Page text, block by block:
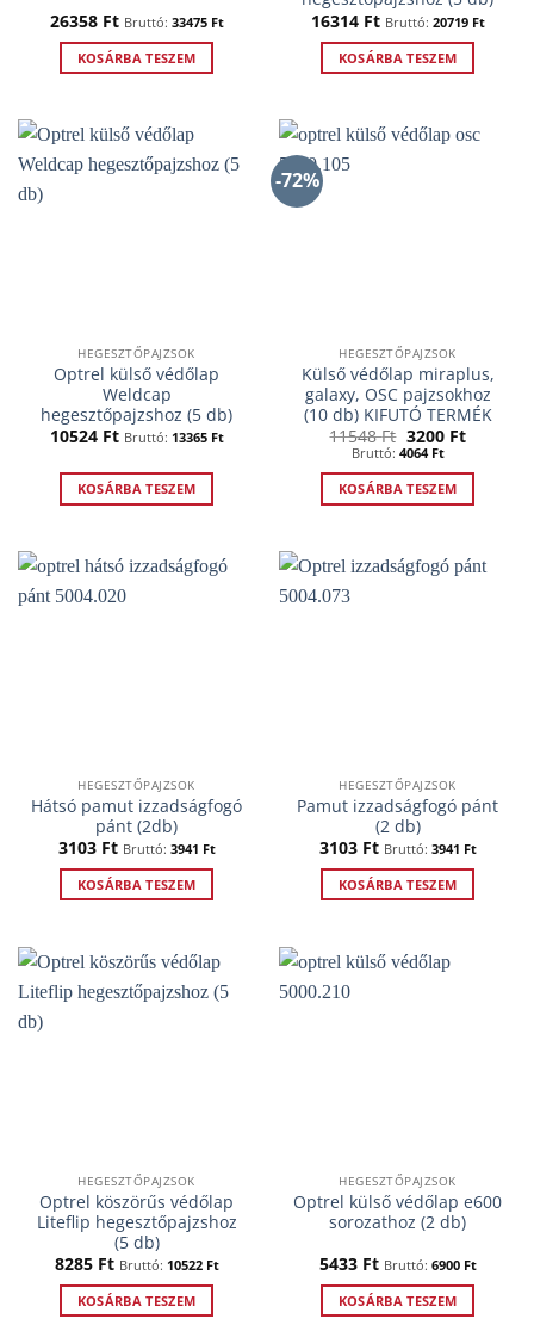
26358 Ft Bruttó: 33475 Ft
KOSÁRBA TESZEM
16314 Ft Bruttó: 20719 Ft
KOSÁRBA TESZEM
HEGESZTŐPAJZSOK
Optrel külső védőlap
Weldcap
hegesztőpajzshoz (5 db)
10524 Ft Bruttó: 13365 Ft
KOSÁRBA TESZEM
-72%
HEGESZTŐPAJZSOK
Külső védőlap miraplus,
galaxy, OSC pajzsokhoz
(10 db) KIFUTÓ TERMÉK
11548Ft Original
price
11548 Ft.
3200 FtCurrent
3200 Ft.
Bruttó: 4064 Ft
KOSÁRBA TESZEM
HEGESZTŐPAJZSOK
Hátsó pamut izzadságfogó
pánt (2db)
3103 Ft Bruttó: 3941 Ft
KOSÁRBA TESZEM
HEGESZTŐPAJZSOK
Pamut izzadságfogó pánt
(2 db)
3103 Ft Bruttó: 3941 Ft
KOSÁRBA TESZEM
HEGESZTŐPAJZSOK
Optrel köszörűs védőlap
Liteflip hegesztőpajzshoz
(5 db)
8285 Ft Bruttó: 10522 Ft
KOSÁRBA TESZEM
HEGESZTŐPAJZSOK
Optrel külső védőlap e600
sorozathoz (2 db)
5433 Ft Bruttó: 6900 Ft
KOSÁRBA TESZEM